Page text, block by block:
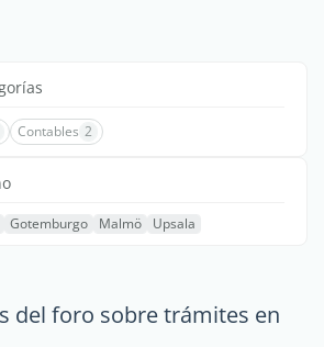
Contables 2
Gotemburgo Malmö Upsala
del foro sobre trámites en